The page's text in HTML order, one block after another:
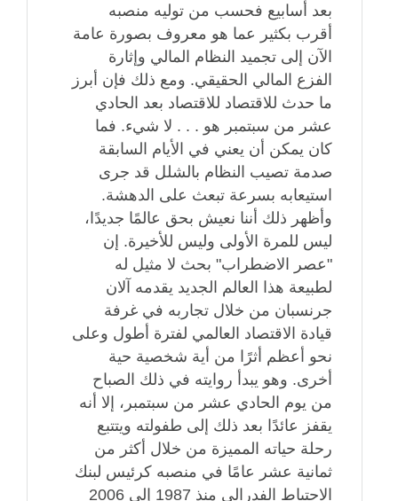
بعد أسابيع فحسب من توليه منصبه
أقرب بكثير عما هو معروف بصورة عامة
الآن إلى تجميد النظام المالي وإثارة
الفزع المالي الحقيقي. ومع ذلك فإن أبرز
ما حدث للاقتصاد للاقتصاد بعد الحادي
عشر من سبتمبر هو . . . لا شيء. فما
كان يمكن أن يعني في الأيام السابقة
صدمة تصيب النظام بالشلل قد جرى
استيعابه بسرعة تبعث على الدهشة.
وأظهر ذلك أننا نعيش بحق عالمًا جديدًا،
ليس للمرة الأولى وليس للأخيرة. إن
"عصر الاضطراب" بحث لا مثيل له
لطبيعة هذا العالم الجديد يقدمه آلان
جرنسبان من خلال تجاربه في غرفة
قيادة الاقتصاد العالمي لفترة أطول وعلى
نحو أعظم أثرًا من أية شخصية حية
أخرى. وهو يبدأ روايته في ذلك الصباح
من يوم الحادي عشر من سبتمبر، إلا أنه
يقفز عائدًا بعد ذلك إلى طفولته ويتتبع
رحلة حياته المميزة من خلال أكثر من
ثمانية عشر عامًا في منصبه كرئيس لبنك
الاحتياط الفدرالي منذ 1987 إلى 2006